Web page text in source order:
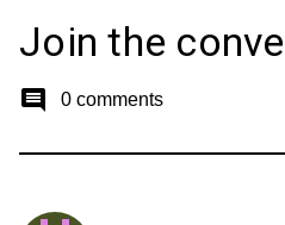
Join the
comment 0 comments